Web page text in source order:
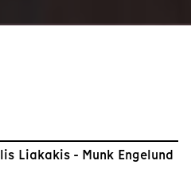
Liakakis - Munk Engelund